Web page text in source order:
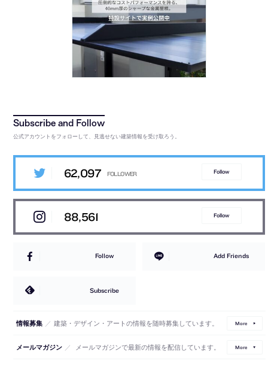
公式アカウントをフォローして、見逃せない建築情報を受け取ろう。
62,097 Follow
88,561 Follow
Follow Add Friends
Subscribe
情報募集 ／ 建築・デザイン・アートの情報を随時募集しています。 More
メールマガジン ／ メールマガジンで最新の情報を配信しています。 More